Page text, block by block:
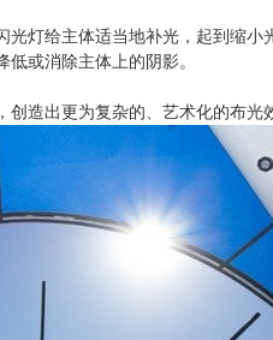
灯给主体适当地补光，起到缩小
或消除主体上的阴影。
造出更为复杂的、艺术化的布光